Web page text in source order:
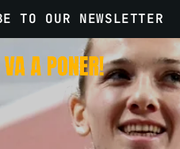
TO OUR NEWSLETTER